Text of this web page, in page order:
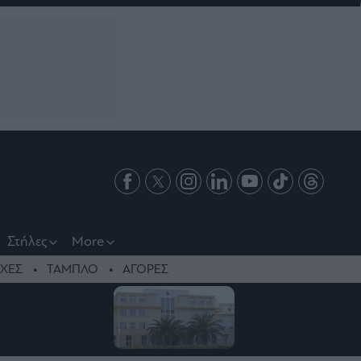
Στήλες More
ΤΑΜΠΛΟ ΑΓΟΡΕΣ